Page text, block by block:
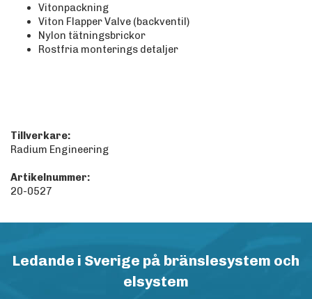
Vitonpackning
Viton Flapper Valve (backventil)
Nylon tätningsbrickor
Rostfria monterings detaljer
Tillverkare:
Radium Engineering
Artikelnummer:
20-0527
Ledande i Sverige på bränslesystem och
elsystem